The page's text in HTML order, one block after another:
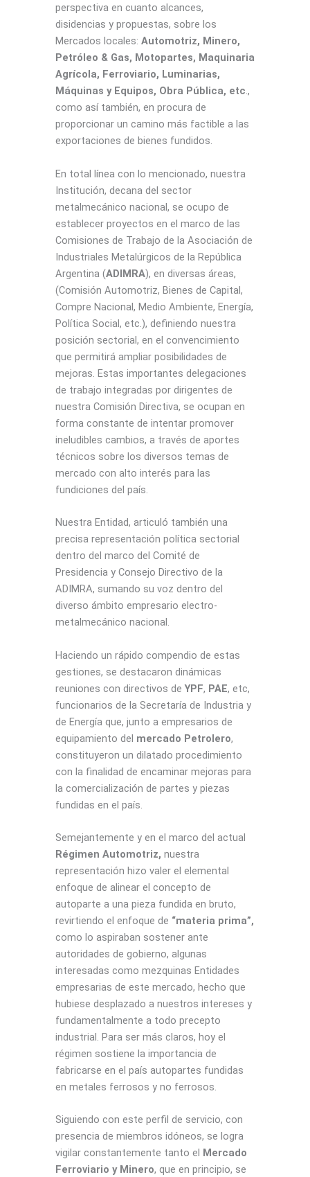
perspectiva en cuanto alcances,
disidencias y propuestas, sobre los
Mercados locales: Automotriz, Minero,
Petróleo & Gas, Motopartes, Maquinaria
Agrícola, Ferroviario, Luminarias,
Máquinas y Equipos, Obra Pública, etc.,
como así también, en procura de
proporcionar un camino más factible a las
exportaciones de bienes fundidos.
En total línea con lo mencionado, nuestra
Institución, decana del sector
metalmecánico nacional, se ocupo de
establecer proyectos en el marco de las
Comisiones de Trabajo de la Asociación de
Industriales Metalúrgicos de la República
Argentina (ADIMRA), en diversas áreas,
(Comisión Automotriz, Bienes de Capital,
Compre Nacional, Medio Ambiente, Energía,
Política Social, etc.), definiendo nuestra
posición sectorial, en el convencimiento
que permitirá ampliar posibilidades de
mejoras. Estas importantes delegaciones
de trabajo integradas por dirigentes de
nuestra Comisión Directiva, se ocupan en
forma constante de intentar promover
ineludibles cambios, a través de aportes
técnicos sobre los diversos temas de
mercado con alto interés para las
fundiciones del país.
Nuestra Entidad, articuló también una
precisa representación política sectorial
dentro del marco del Comité de
Presidencia y Consejo Directivo de la
ADIMRA, sumando su voz dentro del
diverso ámbito empresario electro-
metalmecánico nacional.
Haciendo un rápido compendio de estas
gestiones, se destacaron dinámicas
reuniones con directivos de YPF, PAE, etc,
funcionarios de la Secretaría de Industria y
de Energía que, junto a empresarios de
equipamiento del mercado Petrolero,
constituyeron un dilatado procedimiento
con la finalidad de encaminar mejoras para
la comercialización de partes y piezas
fundidas en el país.
Semejantemente y en el marco del actual
Régimen Automotriz, nuestra
representación hizo valer el elemental
enfoque de alinear el concepto de
autoparte a una pieza fundida en bruto,
revirtiendo el enfoque de “materia prima”,
como lo aspiraban sostener ante
autoridades de gobierno, algunas
interesadas como mezquinas Entidades
empresarias de este mercado, hecho que
hubiese desplazado a nuestros intereses y
fundamentalmente a todo precepto
industrial. Para ser más claros, hoy el
régimen sostiene la importancia de
fabricarse en el país autopartes fundidas
en metales ferrosos y no ferrosos.
Siguiendo con este perfil de servicio, con
presencia de miembros idóneos, se logra
vigilar constantemente tanto el Mercado
Ferroviario y Minero, que en principio, se